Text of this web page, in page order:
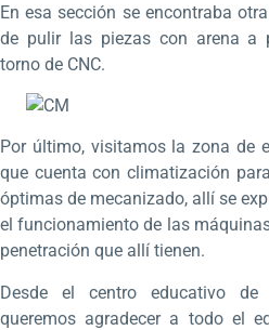
En esa sección se encontraba
de pulir las piezas con arena a
torno de CNC.
Por último, visitamos la zona de
que cuenta con climatización
óptimas de mecanizado, allí se
el funcionamiento de las
penetración que allí tienen.
Desde el centro educativo de
queremos agradecer a todo el